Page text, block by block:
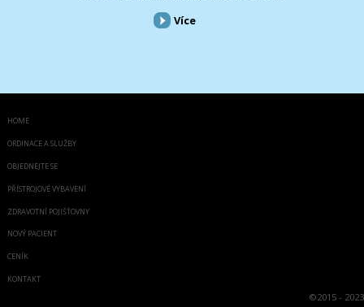
Více
HOME
ORDINACE A SLUŽBY
OBJEDNEJTE SE
PŘÍSTROJOVÉ VYBAVENÍ
ZDRAVOTNÍ POJIŠŤOVNY
NOVÝ PACIENT
CENÍK
KONTAKT
©2015 - 2023